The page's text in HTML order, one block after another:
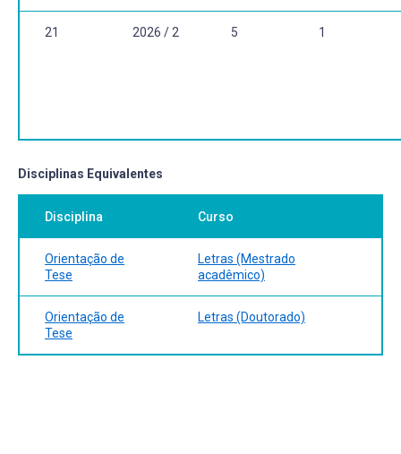
21 2026 / 2 5 1
Disciplinas Equivalentes
Disciplina Curso
Orientação de
Tese
Letras (Mestrado
acadêmico)
Orientação de
Tese
Letras (Doutorado)